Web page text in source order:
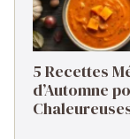
5 Recettes
d’Automne